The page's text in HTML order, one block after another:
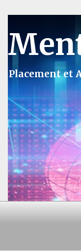
Placement et